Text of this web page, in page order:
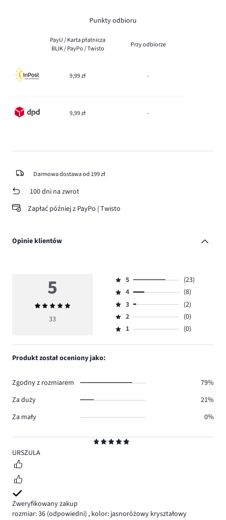
Punkty odbioru
PayU / Karta płatnicza
BLIK / PayPo / Twisto
Przy odbiorze
9,99 zł -
9,99 zł -
Darmowa dostawa od 199 zł
100 dni na zwrot
Zapłać później z PayPo | Twisto
Opinie klientów
5
URSZULA
Zweryfikowany zakup
rozmiar: 36 (odpowiedni) , kolor: jasnoróżowy kryształowy
5
Średnia
ocena
33
Ocena
5,
ilość
głosów
23.
5
(23)
Ocena
4,
ilość
głosów
4
(8)
Ocena
3,
ilość
3
(2)
Ocena
2,
2
(0)
Ocena
1,
1 (0)
Produkt został oceniony jako:
Zgodny z rozmiarem
79%
Za duży
21%
Za mały
0%